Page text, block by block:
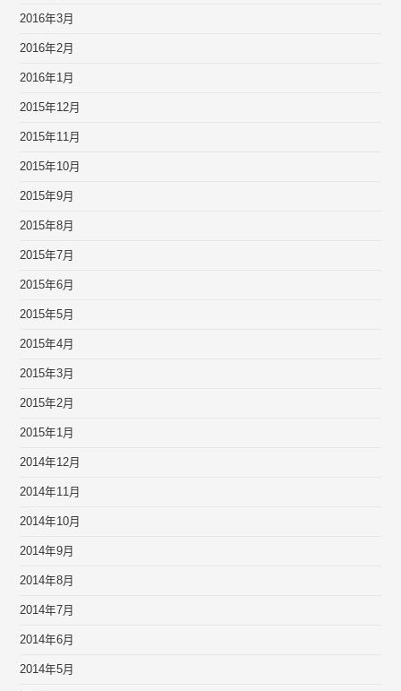
2016年3月
2016年2月
2016年1月
2015年12月
2015年11月
2015年10月
2015年9月
2015年8月
2015年7月
2015年6月
2015年5月
2015年4月
2015年3月
2015年2月
2015年1月
2014年12月
2014年11月
2014年10月
2014年9月
2014年8月
2014年7月
2014年6月
2014年5月